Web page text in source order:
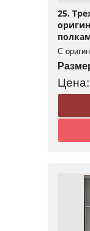
25.
С
Цена: